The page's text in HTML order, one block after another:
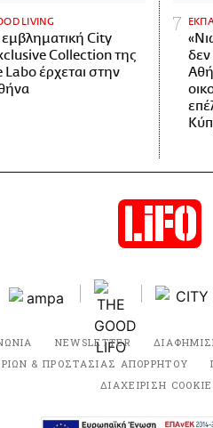
LIVING
City
Collection της
Labo έρχεται στην
δεν
NEWSLETTER
& ΠΡΟΣΤΑΣΙΑΣ ΑΠΟΡΡΗΤΟΥ
ΔΙΑΧΕΙΡΙΣΗ